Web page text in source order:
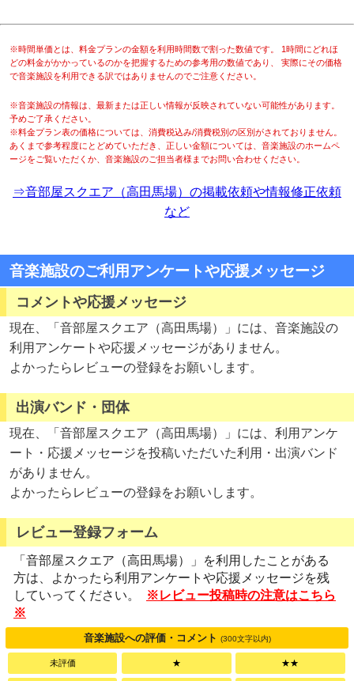
※時間単価とは、料金プランの金額を利用時間数で割った数値です。 1時間にどれほ
どの料金がかかっているのかを把握するための参考用の数値であり、 実際にその価格
で音楽施設を利用できる訳ではありませんのでご注意ください。
※音楽施設の情報は、最新または正しい情報が反映されていない可能性があります。
予めご了承ください。
※料金プラン表の価格については、消費税込み/消費税別の区別がされておりません。
あくまで参考程度にとどめていただき、正しい金額については、音楽施設のホームペ
ージをご覧いただくか、音楽施設のご担当者様までお問い合わせください。
⇒音部屋スクエア（高田馬場）の掲載依頼や情報修正依頼
など
音楽施設のご利用アンケートや応援メッセージ
コメントや応援メッセージ
現在、「音部屋スクエア（高田馬場）」には、音楽施設の
利用アンケートや応援メッセージがありません。
よかったらレビューの登録をお願いします。
出演バンド・団体
現在、「音部屋スクエア（高田馬場）」には、利用アンケ
ート・応援メッセージを投稿いただいた利用・出演バンド
がありません。
よかったらレビューの登録をお願いします。
レビュー登録フォーム
「音部屋スクエア（高田馬場）」を利用したことがある
方は、よかったら利用アンケートや応援メッセージを残
していってください。
※レビュー投稿時の注意はこちら
※
音楽施設への評価・コメント (300文字以内)
未評価 ★ ★★